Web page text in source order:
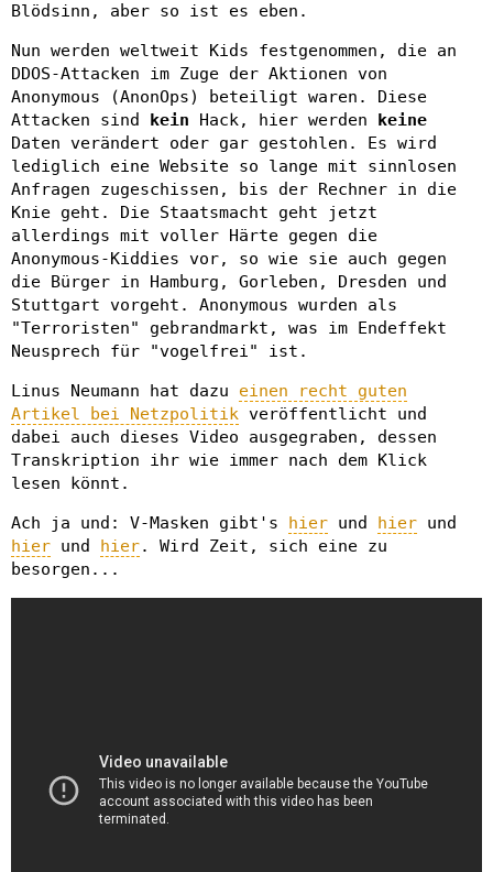
Blödsinn, aber so ist es eben.
Nun werden weltweit Kids festgenommen, die an
DDOS-Attacken im Zuge der Aktionen von
Anonymous (AnonOps) beteiligt waren. Diese
Attacken sind kein Hack, hier werden keine
Daten verändert oder gar gestohlen. Es wird
lediglich eine Website so lange mit sinnlosen
Anfragen zugeschissen, bis der Rechner in die
Knie geht. Die Staatsmacht geht jetzt
allerdings mit voller Härte gegen die
Anonymous-Kiddies vor, so wie sie auch gegen
die Bürger in Hamburg, Gorleben, Dresden und
Stuttgart vorgeht. Anonymous wurden als
"Terroristen" gebrandmarkt, was im Endeffekt
Neusprech für "vogelfrei" ist.
Linus Neumann hat dazu einen recht guten
Artikel bei Netzpolitik veröffentlicht und
dabei auch dieses Video ausgegraben, dessen
Transkription ihr wie immer nach dem Klick
lesen könnt.
Ach ja und: V-Masken gibt's hier und hier und
hier und hier. Wird Zeit, sich eine zu
besorgen...